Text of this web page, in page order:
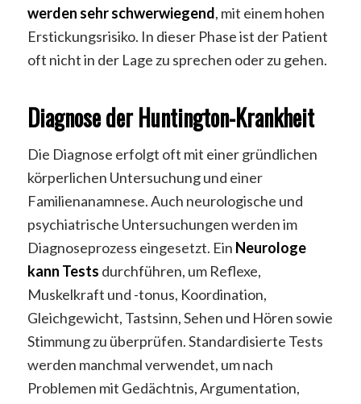
werden sehr schwerwiegend, mit einem hohen
Erstickungsrisiko. In dieser Phase ist der Patient
oft nicht in der Lage zu sprechen oder zu gehen.
Diagnose der Huntington-Krankheit
Die Diagnose erfolgt oft mit einer gründlichen
körperlichen Untersuchung und einer
Familienanamnese. Auch neurologische und
psychiatrische Untersuchungen werden im
Diagnoseprozess eingesetzt. Ein Neurologe
kann Tests durchführen, um Reflexe,
Muskelkraft und -tonus, Koordination,
Gleichgewicht, Tastsinn, Sehen und Hören sowie
Stimmung zu überprüfen. Standardisierte Tests
werden manchmal verwendet, um nach
Problemen mit Gedächtnis, Argumentation,